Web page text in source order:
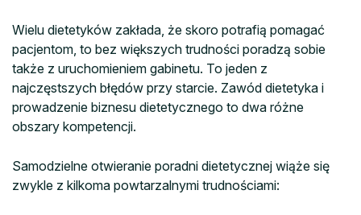
Wielu dietetyków zakłada, że skoro potrafią pomagać
pacjentom, to bez większych trudności poradzą sobie
także z uruchomieniem gabinetu. To jeden z
najczęstszych błędów przy starcie. Zawód dietetyka i
prowadzenie biznesu dietetycznego to dwa różne
obszary kompetencji.
Samodzielne otwieranie poradni dietetycznej wiąże się
zwykle z kilkoma powtarzalnymi trudnościami: